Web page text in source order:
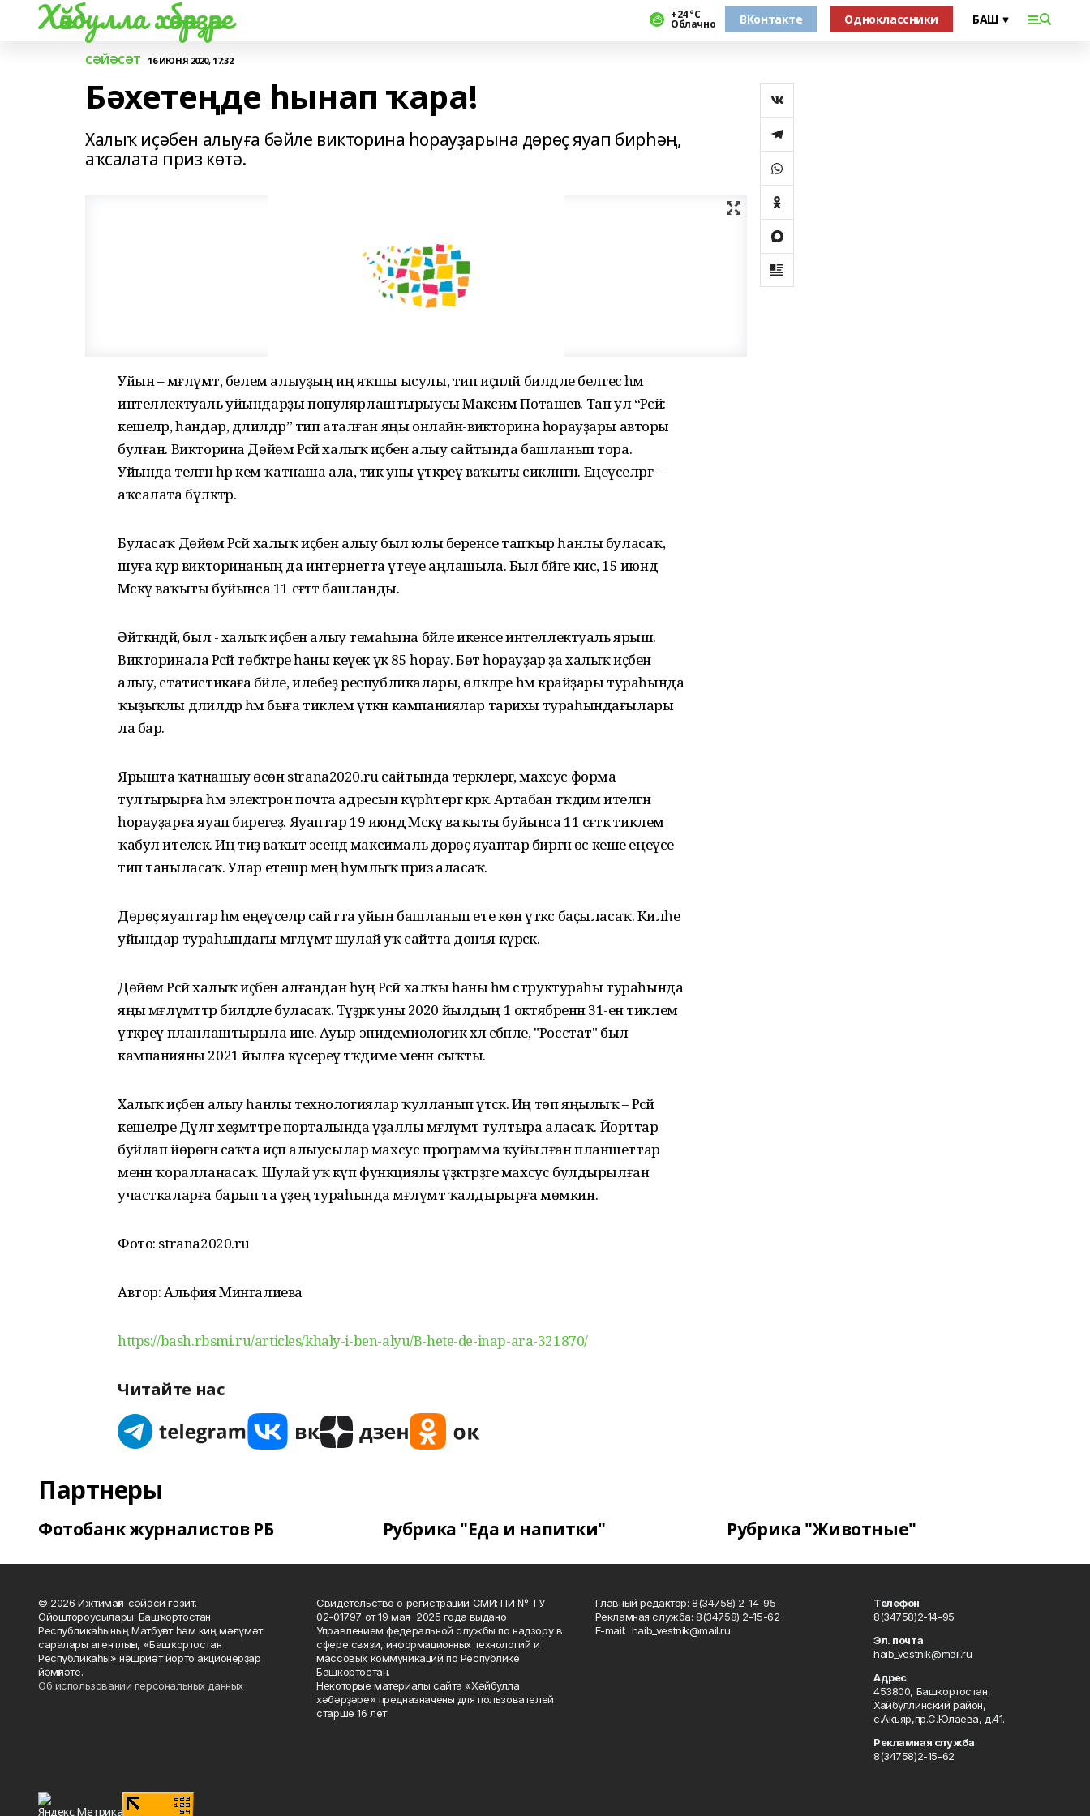
Хәйбулла хәбәрҙәре +24 °С
Облачно ВКонтакте Одноклассники
СӘЙӘСӘТ 16 ИЮНЯ 2020, 17:32
Бәхетеңде һынап ҡара!
Халыҡ иҫәбен алыуға бәйле викторина һорауҙарына дөрөҫ яуап бирһәң,
аҡсалата приз көтә.
Уйын – мәғлүмәт, белем алыуҙың иң яҡшы ысулы, тип иҫәпләй билдәле белгес һәм
интеллектуаль уйындарҙы популярлаштырыусы Максим Поташев. Тап ул “Рәсәй:
кешеләр, һандар, дәлилдәр” тип аталған яңы онлайн-викторина һорауҙары авторы
булған. Викторина Дөйөм Рәсәй халыҡ иҫәбен алыу сайтында башланып тора.
Уйында теләгән һәр кем ҡатнаша ала, тик уны үткәреү ваҡыты сикләнгән. Еңеүселәргә –
аҡсалата бүләктәр.
Буласаҡ Дөйөм Рәсәй халыҡ иҫәбен алыу был юлы беренсе тапҡыр һанлы буласаҡ,
шуға күрә викторинаның да интернетта үтеүе аңлашыла. Был бәйге кисә, 15 июндә
Мәскәү ваҡыты буйынса 11 сәғәттә башланды.
Әйткәндәй, был - халыҡ иҫәбен алыу темаһына бәйле икенсе интеллектуаль ярыш.
Викторинала Рәсәй төбәктәре һаны кеүек үк 85 һорау. Бөтә һорауҙар ҙа халыҡ иҫәбен
алыу, статистикаға бәйле, илебеҙ республикалары, өлкәләре һәм крайҙары тураһында
ҡыҙыҡлы дәлилдәр һәм быға тиклем үткән кампаниялар тарихы тураһындағылары
ла бар.
Ярышта ҡатнашыу өсөн strana2020.ru сайтында теркәлергә, махсус форма
тултырырға һәм электрон почта адресын күрһәтергә кәрәк. Артабан тәҡдим ителгән
һорауҙарға яуап бирегеҙ. Яуаптар 19 июндә Мәскәү ваҡыты буйынса 11 сәғәткә тиклем
ҡабул ителәсәк. Иң тиҙ ваҡыт эсендә максималь дөрөҫ яуаптар биргән өс кеше еңеүсе
тип таныласаҡ. Улар етешәр мең һумлыҡ приз аласаҡ.
Дөрөҫ яуаптар һәм еңеүселәр сайтта уйын башланып ете көн үткәс баҫыласаҡ. Киләһе
уйындар тураһындағы мәғлүмәт шулай уҡ сайтта донъя күрәсәк.
Дөйөм Рәсәй халыҡ иҫәбен алғандан һуң Рәсәй халҡы һаны һәм структураһы тураһында
яңы мәғлүмәттәр билдәле буласаҡ. Тәүҙәрәк уны 2020 йылдың 1 октябренән 31-енә тиклем
үткәреү планлаштырыла ине. Ауыр эпидемиологик хәл сәбәпле, "Росстат" был
кампанияны 2021 йылға күсереү тәҡдиме менән сыҡты.
Халыҡ иҫәбен алыу һанлы технологиялар ҡулланып үтәсәк. Иң төп яңылыҡ – Рәсәй
кешеләре Дәүләт хеҙмәттәре порталында үҙаллы мәғлүмәт тултыра аласаҡ. Йорттар
буйлап йөрөгән саҡта иҫәп алыусылар махсус программа ҡуйылған планшеттар
менән ҡоралланасаҡ. Шулай уҡ күп функциялы үҙәктәрҙәге махсус булдырылған
участкаларға барып та үҙең тураһында мәғлүмәт ҡалдырырға мөмкин.
Фото: strana2020.ru
Автор: Альфия Мингалиева
https://bash.rbsmi.ru/articles/khaly-i-ben-alyu/B-hete-de-inap-ara-321870/
Читайте нас
Партнеры
Фотобанк журналистов РБ Рубрика "Еда и напитки" Рубрика "Животные"
© 2026 Ижтимағи-сәйәси гәзит.
Ойоштороусылары: Башҡортостан
Республикаһының Матбуғат һәм киң мәғлүмәт
саралары агентлығы, «Башҡортостан
Республикаһы» нәшриәт йорто акционерҙар
йәмғиәте.
Об использовании персональных данных
Свидетельство о регистрации СМИ: ПИ № ТУ
02-01797 от 19 мая 2025 года выдано
Управлением федеральной службы по надзору в
сфере связи, информационных технологий и
массовых коммуникаций по Республике
Башкортостан.
Некоторые материалы сайта «Хәйбулла
хәбәрҙәре» предназначены для пользователей
старше 16 лет.
Главный редактор: 8(34758) 2-14-95
Рекламная служба: 8(34758) 2-15-62
Е-mаil: haib_vestnik@mail.ru
Телефон
8(34758)2-14-95
Эл. почта
haib_vestnik@mail.ru
Адрес
453800, Башкортостан,
Хайбуллинский район,
с.Акъяр,пр.С.Юлаева, д.41.
Рекламная служба
8(34758)2-15-62